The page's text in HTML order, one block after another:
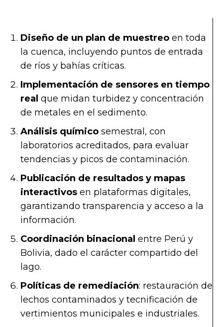
Diseño de un plan de muestreo en toda
la cuenca, incluyendo puntos de entrada
de ríos y bahías críticas.
Implementación de sensores en tiempo
real que midan turbidez y concentración
de metales en el sedimento.
Análisis químico semestral, con
laboratorios acreditados, para evaluar
tendencias y picos de contaminación.
Publicación de resultados y mapas
interactivos en plataformas digitales,
garantizando transparencia y acceso a la
información.
Coordinación binacional entre Perú y
Bolivia, dado el carácter compartido del
lago.
Políticas de remediación: restauración de
lechos contaminados y tecnificación de
vertimientos municipales e industriales.